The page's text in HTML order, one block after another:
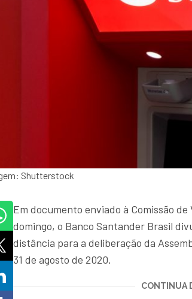
Shutterstock
Em documento enviado à Comissão
domingo, o Banco Santander Brasil
distância para a deliberação da
31 de agosto de 2020.
CONTINUA